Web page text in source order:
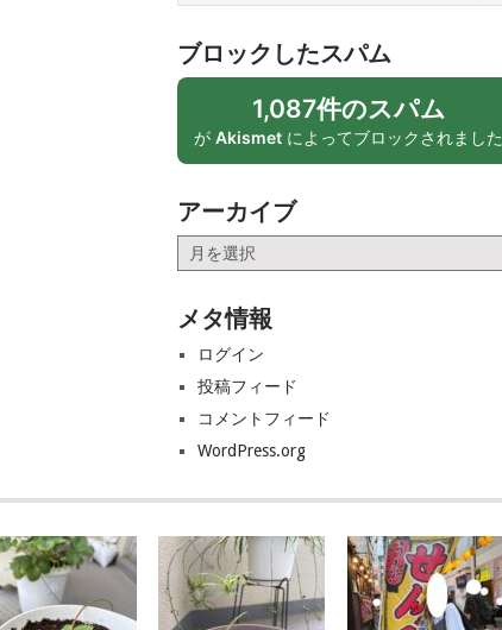
ブロックしたスパム
1,087件のスパム
がAkismet によってブロックされました
アーカイブ
ア
ー
イ
メタ情報
ログイン
投稿フィード
コメントフィード
WordPress.org